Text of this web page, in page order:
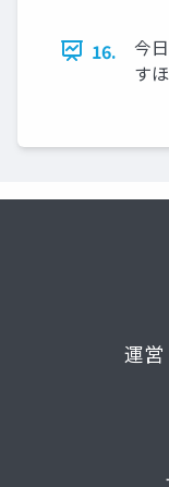
16.
今
す
運営